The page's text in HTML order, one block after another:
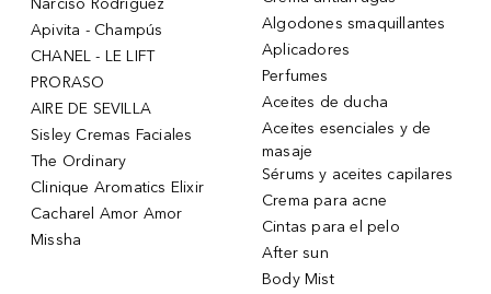
Narciso Rodriguez
Apivita - Champús
CHANEL - LE LIFT
PRORASO
AIRE DE SEVILLA
Sisley Cremas Faciales
The Ordinary
Clinique Aromatics Elixir
Cacharel Amor Amor
Missha
Algodones smaquillantes
Aplicadores
Perfumes
Aceites de ducha
Aceites esenciales y de
masaje
Sérums y aceites capilares
Crema para acne
Cintas para el pelo
After sun
Body Mist